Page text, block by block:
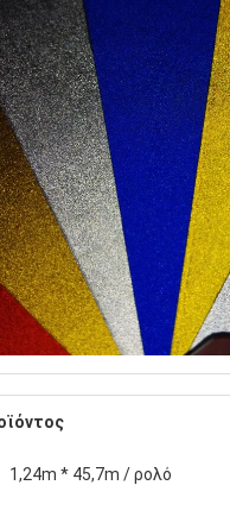
1,24m * 45,7m / ρολό